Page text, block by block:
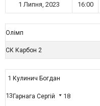
1 Липня, 2023 16:00
Олімп
СК Карбон 2
1 Кулинич Богдан
13 Гарнага Сергій 18